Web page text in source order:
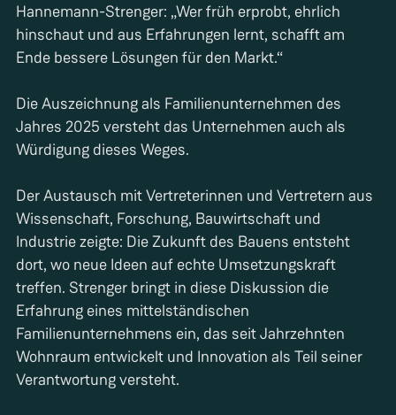
Hannemann-Strenger: „Wer früh erprobt, ehrlich
hinschaut und aus Erfahrungen lernt, schafft am
Ende bessere Lösungen für den Markt.“
Die Auszeichnung als Familienunternehmen des
Jahres 2025 versteht das Unternehmen auch als
Würdigung dieses Weges.
Der Austausch mit Vertreterinnen und Vertretern aus
Wissenschaft, Forschung, Bauwirtschaft und
Industrie zeigte: Die Zukunft des Bauens entsteht
dort, wo neue Ideen auf echte Umsetzungskraft
treffen. Strenger bringt in diese Diskussion die
Erfahrung eines mittelständischen
Familienunternehmens ein, das seit Jahrzehnten
Wohnraum entwickelt und Innovation als Teil seiner
Verantwortung versteht.